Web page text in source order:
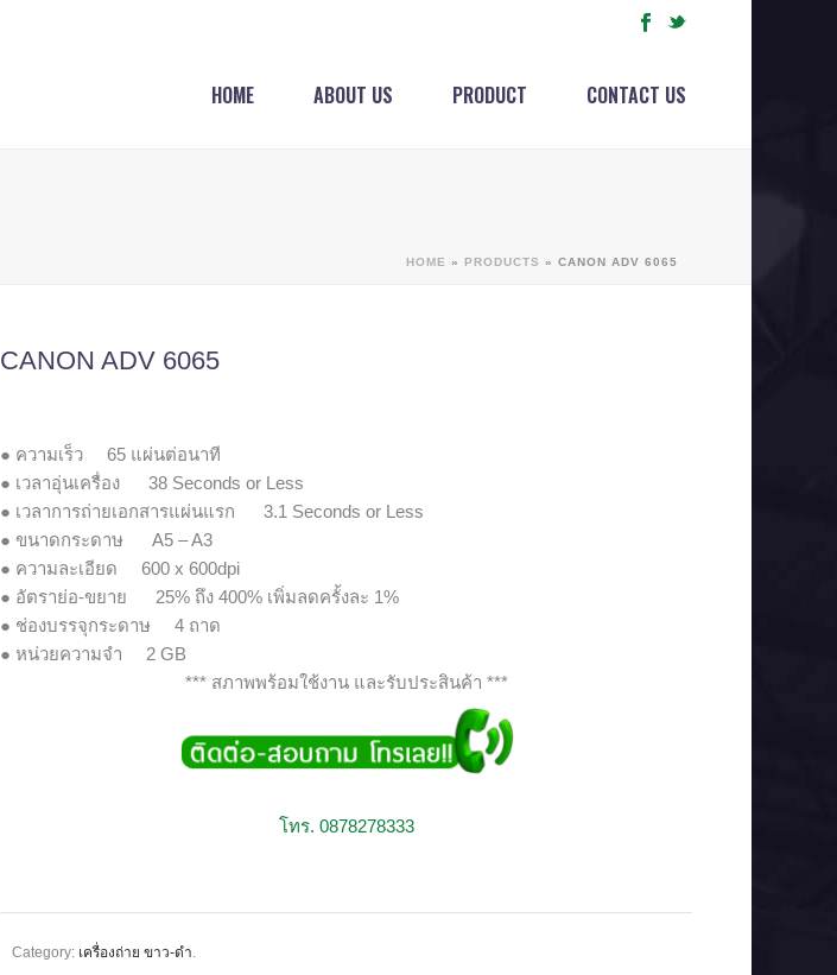
HOME ABOUT US PRODUCT CONTACT US
HOME » PRODUCTS » CANON ADV 6065
CANON ADV 6065
● ความเร็ว 65 แผ่นต่อนาที
● เวลาอุ่นเครื่อง 38 Seconds or Less
● เวลาการถ่ายเอกสารแผ่นแรก 3.1 Seconds or Less
● ขนาดกระดาษ A5 – A3
● ความละเอียด 600 x 600dpi
● อัตราย่อ-ขยาย 25% ถึง 400% เพิ่มลดครั้งละ 1%
● ช่องบรรจุกระดาษ 4 ถาด
● หน่วยความจำ 2 GB
*** สภาพพร้อมใช้งาน และรับประสินค้า ***
โทร. 0878278333
Category: เครื่องถ่าย ขาว-ดำ